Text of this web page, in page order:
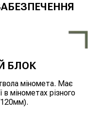
БЛОК
міномета. Має
в мінометах різного
120мм).